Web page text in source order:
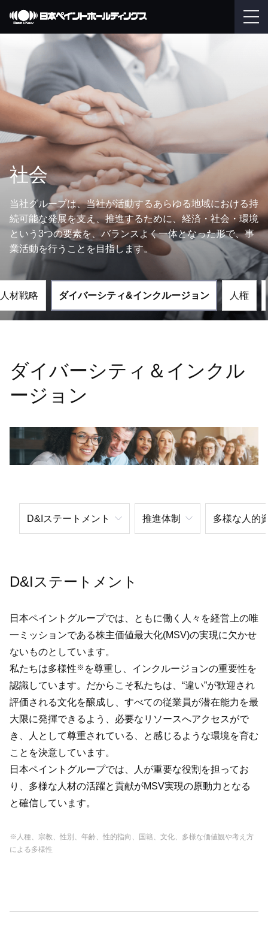
社会
当社グループは、当社が活動するあらゆる地域における持
続可能な発展を支え、推進するために、経済・社会・環境
という3つの要素を、バランスよく一体となった形で、事
業活動を行うことを目指します。
人材戦略 ダイバーシティ&インクルージョン 人権
ダイバーシティ＆インクル
ージョン
D&Iステートメント 推進体制 多様な人的
D&Iステートメント
日本ペイントグループでは、ともに働く人々を経営上の唯
一ミッションである株主価値最大化(MSV)の実現に欠かせ
ないものとしています。
私たちは多様性 ※ を尊重し、インクルージョンの重要性を
認識しています。だからこそ私たちは、“違い”が歓迎され
評価される文化を醸成し、すべての従業員が潜在能力を最
大限に発揮できるよう、必要なリソースへアクセスがで
き、人として尊重されている、と感じるような環境を育む
ことを決意しています。
日本ペイントグループでは、人が重要な役割を担ってお
り、多様な人材の活躍と貢献がMSV実現の原動力となる
と確信しています。
※人種、宗教、性別、年齢、性的指向、国籍、文化、多様な価値観や考え方
による多様性